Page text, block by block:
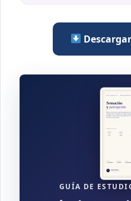
GUÍA DE